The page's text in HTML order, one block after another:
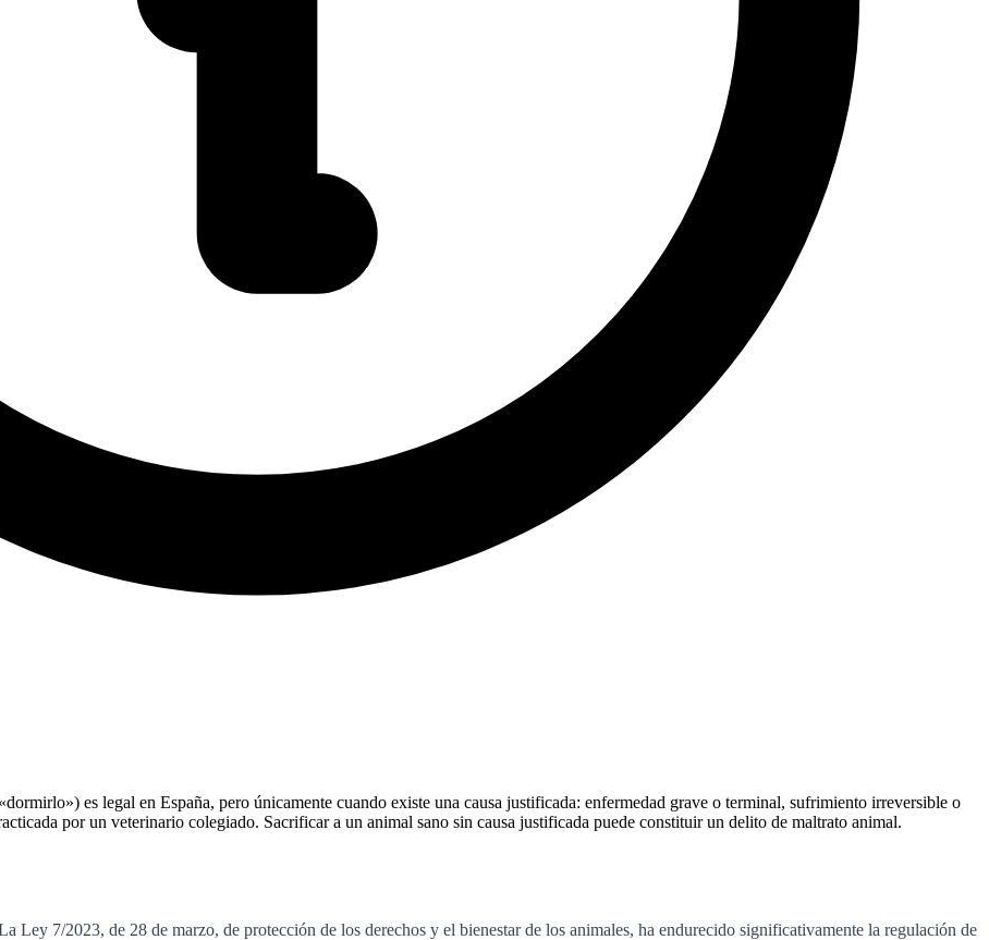
es legal en España, pero únicamente cuando existe una causa justificada: enfermedad grave o terminal, sufrimiento irreversible o
por un veterinario colegiado. Sacrificar a un animal sano sin causa justificada puede constituir un delito de maltrato animal.
Ley 7/2023, de 28 de marzo, de protección de los derechos y el bienestar de los animales, ha endurecido significativamente la regulación de